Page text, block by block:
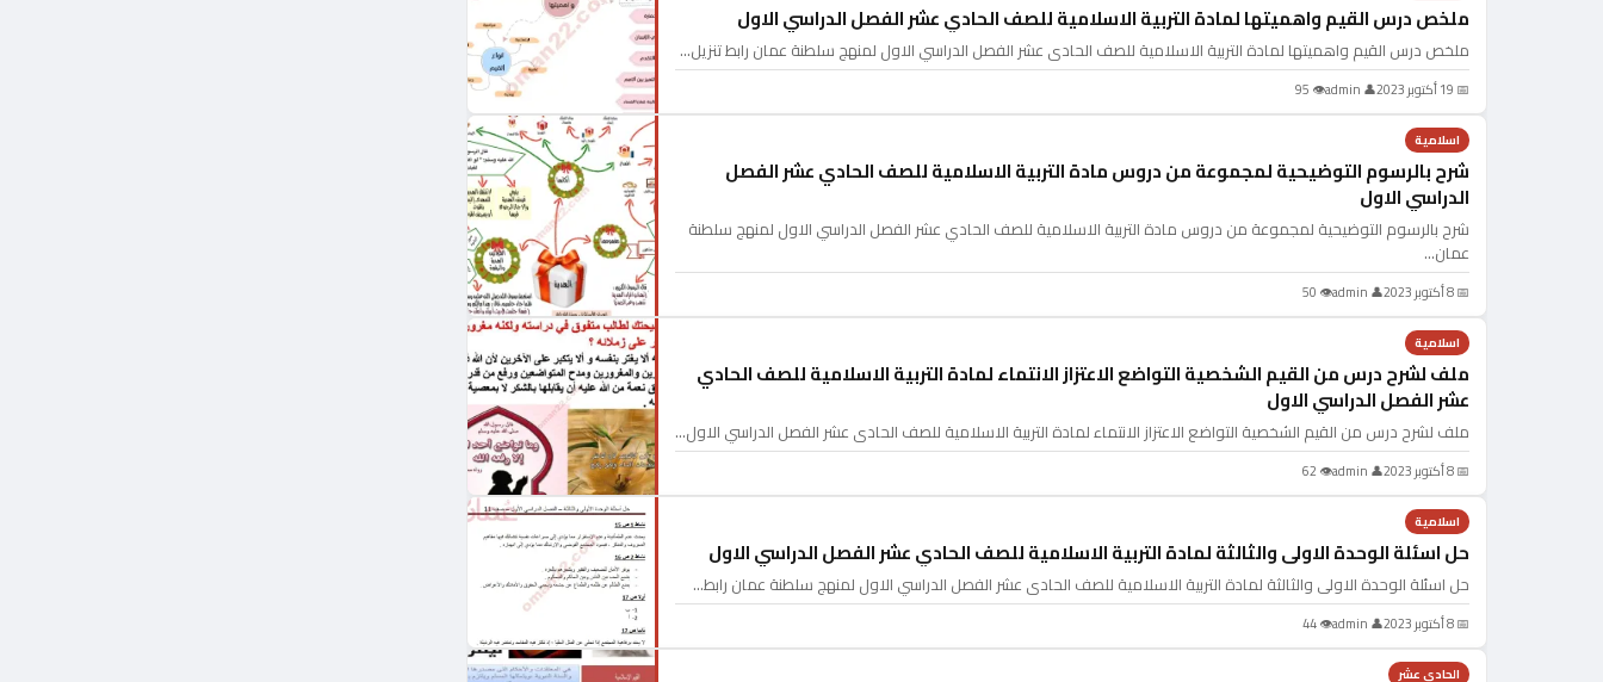
ملخص درس القيم واهميتها لمادة التربية الاسلامية للصف الحادي عشر الفصل الدراسي الاول
ملخص درس القيم واهميتها لمادة التربية الاسلامية للصف الحادي عشر الفصل الدراسي الاول لمنهج سلطنة عمان رابط تنزيل…
📅 19 أكتوبر 2023 👤 admin
👁 95
اسلامية
شرح بالرسوم التوضيحية لمجموعة من دروس مادة التربية الاسلامية للصف الحادي عشر الفصل
الدراسي الاول
شرح بالرسوم التوضيحية لمجموعة من دروس مادة التربية الاسلامية للصف الحادي عشر الفصل الدراسي الاول لمنهج سلطنة
عمان…
📅 8 أكتوبر 2023 👤 admin
👁 50
اسلامية
ملف لشرح درس من القيم الشخصية التواضع الاعتزاز الانتماء لمادة التربية الاسلامية للصف الحادي
عشر الفصل الدراسي الاول
ملف لشرح درس من القيم الشخصية التواضع الاعتزاز الانتماء لمادة التربية الاسلامية للصف الحادي عشر الفصل الدراسي الاول…
📅 8 أكتوبر 2023 👤 admin
👁 62
اسلامية
حل اسئلة الوحدة الاولى والثالثة لمادة التربية الاسلامية للصف الحادي عشر الفصل الدراسي الاول
حل اسئلة الوحدة الاولى والثالثة لمادة التربية الاسلامية للصف الحادي عشر الفصل الدراسي الاول لمنهج سلطنة عمان رابط…
📅 8 أكتوبر 2023 👤 admin
👁 44
الحادي عشر